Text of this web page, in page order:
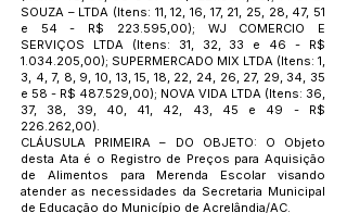
SOUZA – LTDA (Itens: 11, 12, 16, 17, 21, 25, 28, 47, 51
e 54 - R$ 223.595,00); WJ COMERCIO E
SERVIÇOS LTDA (Itens: 31, 32, 33 e 46 - R$
1.034.205,00); SUPERMERCADO MIX LTDA (Itens: 1,
3, 4, 7, 8, 9, 10, 13, 15, 18, 22, 24, 26, 27, 29, 34, 35
e 58 - R$ 487.529,00); NOVA VIDA LTDA (Itens: 36,
37, 38, 39, 40, 41, 42, 43, 45 e 49 - R$
226.262,00).
CLÁUSULA PRIMEIRA – DO OBJETO: O Objeto
desta Ata é o Registro de Preços para Aquisição
de Alimentos para Merenda Escolar visando
atender as necessidades da Secretaria Municipal
de Educação do Município de Acrelândia/AC.